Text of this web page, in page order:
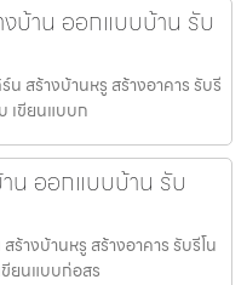
งบ้าน ออกแบบบ้าน รับ
น สร้างบ้านหรู สร้างอาคาร รับรี
เขียนแบบก
น ออกแบบบ้าน รับ
ร้างบ้านหรู สร้างอาคาร รับรีโน
ยนแบบก่อสร